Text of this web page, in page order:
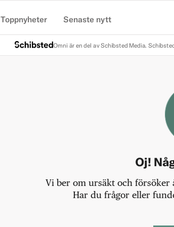
Toppnyheter Senaste nytt
Omni är en del av Schibsted Media.
Oj!
Vi ber om ursäkt och försöker
Har du frågor eller